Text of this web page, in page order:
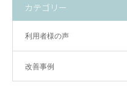
カテゴリー
利用者様の声
改善事例